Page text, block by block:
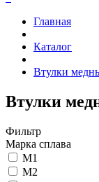
Главная
Каталог
Втулки
Втулки
Фильтр
Марка сплава
М1
М2